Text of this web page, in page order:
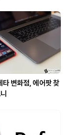
변화점, 에어팟 찾